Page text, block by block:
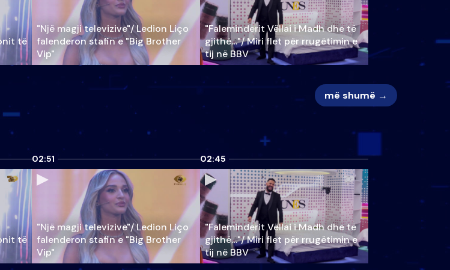
të
"Një magji televizive"/ Ledion Liço
falenderon stafin e "Big Brother
Vip"
"Faleminderit Vëllai i Madh dhe të
gjithë…"/ Miri flet për rrugëtimin e
tij në BBV
më shumë →
të
02:51
"Një magji televizive"/ Ledion Liço
falenderon stafin e "Big Brother
Vip"
02:45
"Faleminderit Vëllai i Madh dhe të
gjithë…"/ Miri flet për rrugëtimin e
tij në BBV